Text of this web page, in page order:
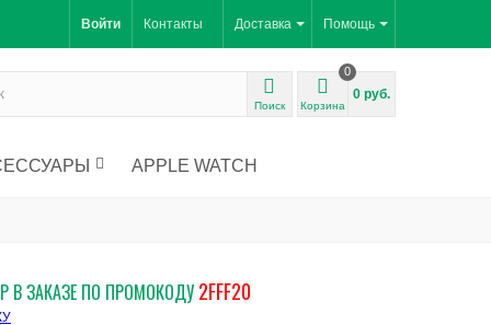
Помощь
Доставка
Контакты
Войти
Поиск Корзина
0
0 руб.
APPLE WATCH
В ЗАКАЗЕ ПО ПРОМОКОДУ 2FFF20